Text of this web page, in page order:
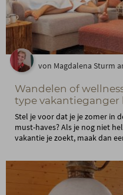
von Magdalena Sturm
Wandelen of
type vakantieganger
Stel je voor dat je je zomer in
must-haves? Als je nog niet
vakantie je zoekt, maak dan